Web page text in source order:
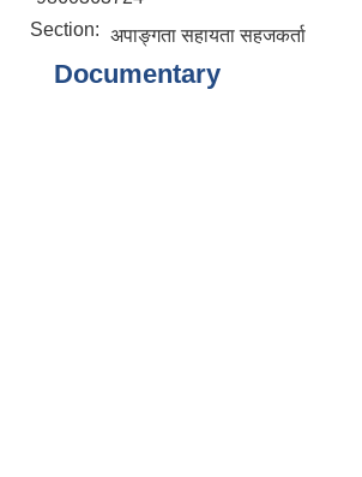
Section: अपाङ्गता सहायता सहजकर्ता
Documentary